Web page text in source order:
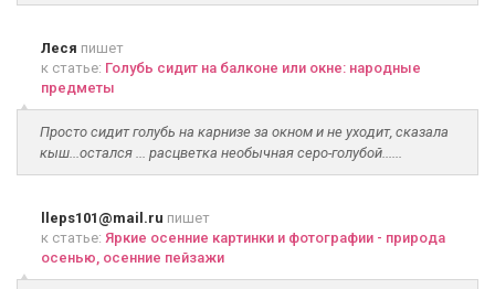
Леся пишет
к статье: Голубь сидит на балконе или окне: народные
предметы
Просто сидит голубь на карнизе за окном и не уходит, сказала
кыш...остался ... расцветка необычная серо-голубой......
lleps101@mail.ru пишет
к статье: Яркие осенние картинки и фотографии - природа
осенью, осенние пейзажи